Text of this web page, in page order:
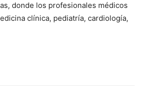
donde los profesionales médicos
clínica, pediatría, cardiología,